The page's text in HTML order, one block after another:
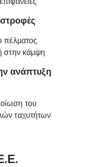
πέλματος
στην κάμψη
ανάπτυξη
του
ταχυτήτων